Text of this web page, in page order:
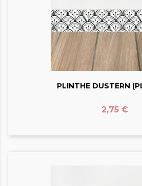
PLINTHE DUSTERN
Prix
2,75 €